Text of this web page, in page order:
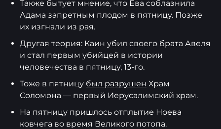
Также бытует мнение, что Ева соблазнила
Адама запретным плодом в пятницу. Позже
их изгнали из рая.
Другая теория: Каин убил своего брата Авеля
и стал первым убийцей в истории
человечества в пятницу, 13-го.
Тоже в пятницу был разрушен Храм
Соломона — первый Иерусалимский храм.
На пятницу пришлось отплытие Ноева
ковчега во время Великого потопа.